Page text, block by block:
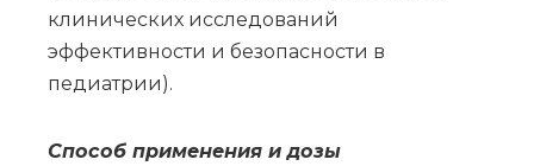
клинических исследований
эффективности и безопасности в
педиатрии).
Спо­соб при­ме­не­ния и до­зы